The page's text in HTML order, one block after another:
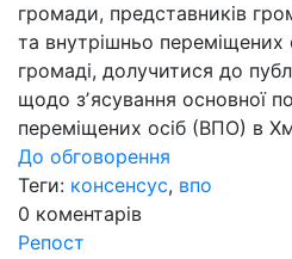
громади, представників
та внутрішньо
громаді, долучитися до
щодо зʼясування основної
переміщених осіб (ВПО) в
До обговорення
Теги: консенсус, впо
0 коментарів
Репост